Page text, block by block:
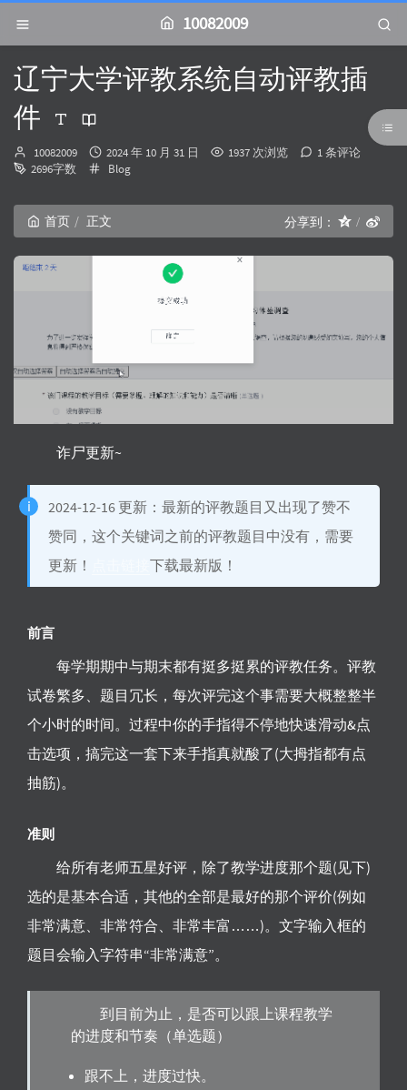
10082009
辽宁大学评教系统自动评教插
件
博
主：
10082009
发
布
2024 年 10 月 31 日 1937 次浏览
1 条评论
2696字数
分
Blog
首页 正文 分享到：
诈尸更新~
2024-12-16 更新：最新的评教题目又出现了赞不
赞同，这个关键词之前的评教题目中没有，需要
更新！
下载最新版！
前言
每学期期中与期末都有挺多挺累的评教任务。评教
试卷繁多、题目冗长，每次评完这个事需要大概整整半
个小时的时间。过程中你的手指得不停地快速滑动&点
击选项，搞完这一套下来手指真就酸了(大拇指都有点
抽筋)。
准则
给所有老师五星好评，除了教学进度那个题(见下)
选的是基本合适，其他的全部是最好的那个评价(例如
非常满意、非常符合、非常丰富……)。文字输入框的
题目会输入字符串“非常满意”。
到目前为止，是否可以跟上课程教学
的进度和节奏（单选题）
跟不上，进度过快。